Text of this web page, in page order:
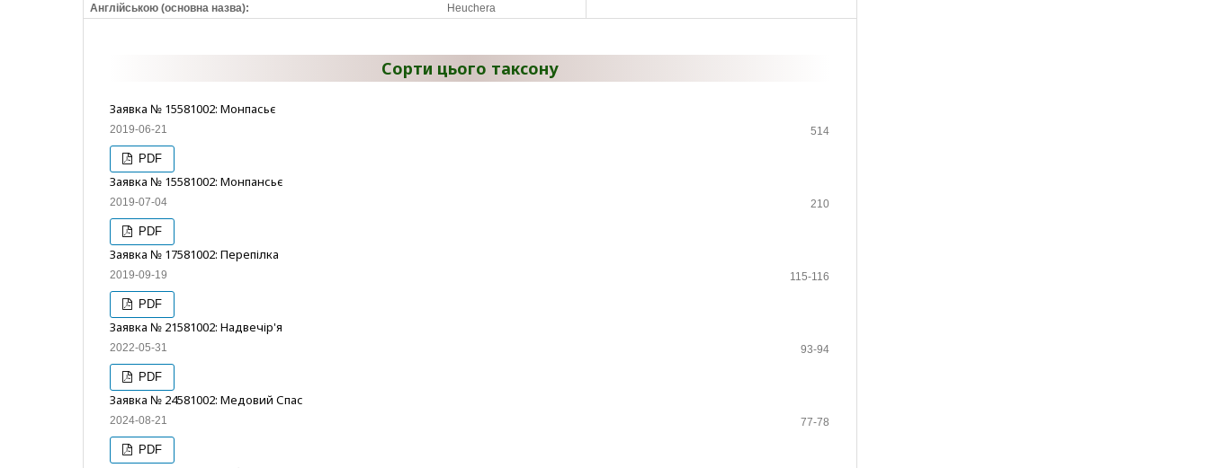
Англійською (основна назва):
Heuchera
Сорти цього таксону
Заявка № 15581002: Монпасьє
514
2019-06-21
PDF
Заявка № 15581002: Монпансьє
210
2019-07-04
PDF
Заявка № 17581002: Перепілка
115-116
2019-09-19
PDF
Заявка № 21581002: Надвечір'я
93-94
2022-05-31
PDF
Заявка № 24581002: Медовий Спас
77-78
2024-08-21
PDF